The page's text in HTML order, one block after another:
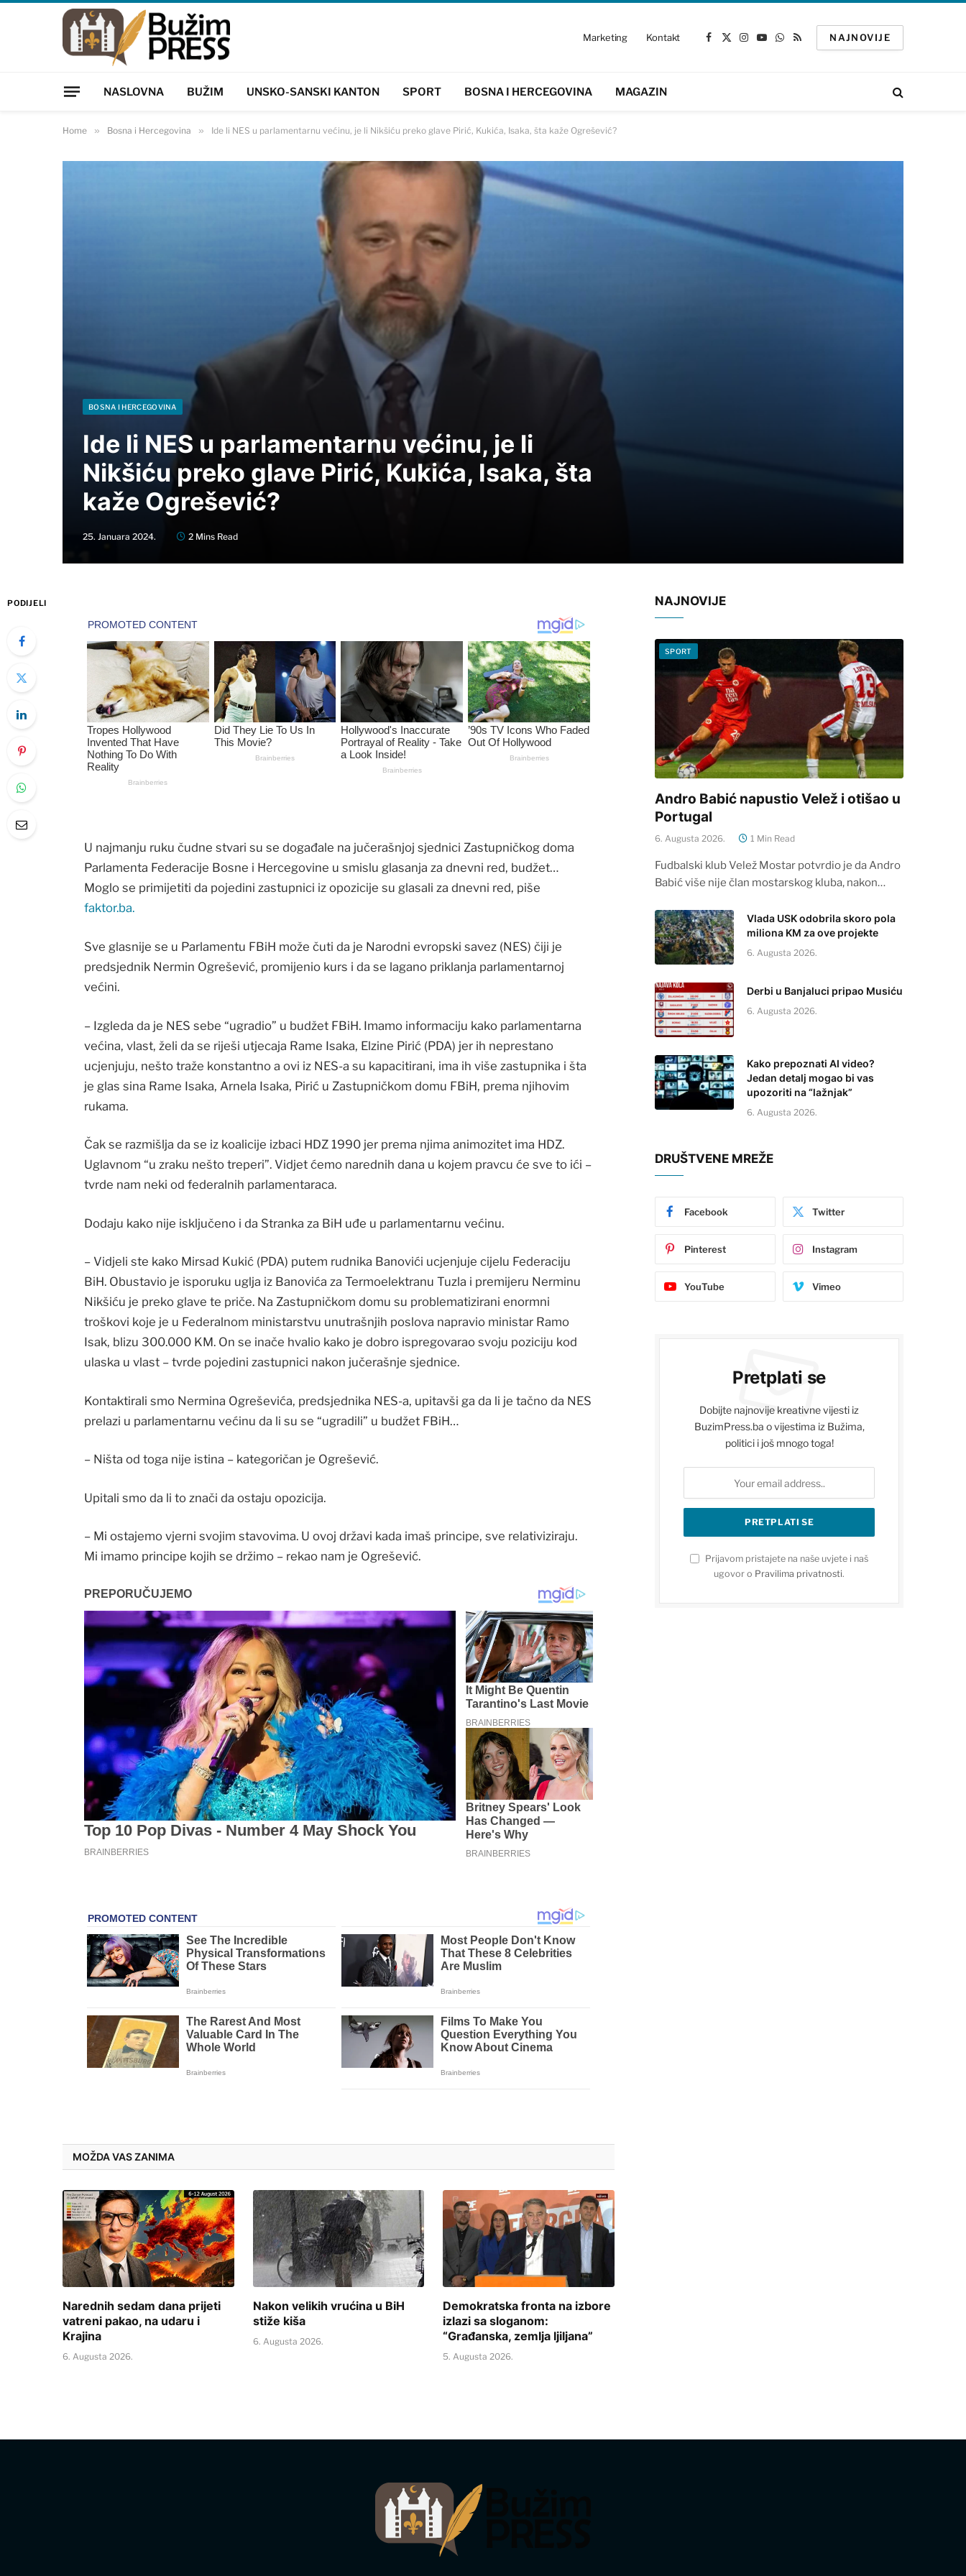
Marketing Kontakt
Facebook
X
Instagram
YouTube
WhatsApp
RSS
NAJNOVIJE
NASLOVNA BUŽIM UNSKO-SANSKI KANTON SPORT BOSNA I HERCEGOVINA MAGAZIN
Home » Bosna i Hercegovina » Ide li NES u parlamentarnu većinu, je li Nikšiću preko glave Pirić, Kukića, Isaka, šta kaže Ogrešević?
BOSNA I HERCEGOVINA
Ide li NES u parlamentarnu većinu, je li
Nikšiću preko glave Pirić, Kukića, Isaka, šta
kaže Ogrešević?
25. Januara 2024. 2 Mins Read
PODIJELI
U najmanju ruku čudne stvari su se događale na jučerašnjoj sjednici Zastupničkog doma
Parlamenta Federacije Bosne i Hercegovine u smislu glasanja za dnevni red, budžet…
Moglo se primijetiti da pojedini zastupnici iz opozicije su glasali za dnevni red, piše
faktor.ba.
Sve glasnije se u Parlamentu FBiH može čuti da je Narodni evropski savez (NES) čiji je
predsjednik Nermin Ogrešević, promijenio kurs i da se lagano priklanja parlamentarnoj
većini.
– Izgleda da je NES sebe “ugradio” u budžet FBiH. Imamo informaciju kako parlamentarna
većina, vlast, želi da se riješi utjecaja Rame Isaka, Elzine Pirić (PDA) jer ih neprestano
ucjenjuju, nešto traže konstantno a ovi iz NES-a su kapacitirani, ima ih više zastupnika i šta
je glas sina Rame Isaka, Arnela Isaka, Pirić u Zastupničkom domu FBiH, prema njihovim
rukama.
Čak se razmišlja da se iz koalicije izbaci HDZ 1990 jer prema njima animozitet ima HDZ.
Uglavnom “u zraku nešto treperi”. Vidjet ćemo narednih dana u kojem pravcu će sve to ići –
tvrde nam neki od federalnih parlamentaraca.
Dodaju kako nije isključeno i da Stranka za BiH uđe u parlamentarnu većinu.
– Vidjeli ste kako Mirsad Kukić (PDA) putem rudnika Banovići ucjenjuje cijelu Federaciju
BiH. Obustavio je isporuku uglja iz Banovića za Termoelektranu Tuzla i premijeru Nerminu
Nikšiću je preko glave te priče. Na Zastupničkom domu su problematizirani enormni
troškovi koje je u Federalnom ministarstvu unutrašnjih poslova napravio ministar Ramo
Isak, blizu 300.000 KM. On se inače hvalio kako je dobro ispregovarao svoju poziciju kod
ulaska u vlast – tvrde pojedini zastupnici nakon jučerašnje sjednice.
Kontaktirali smo Nermina Ogreševića, predsjednika NES-a, upitavši ga da li je tačno da NES
prelazi u parlamentarnu većinu da li su se “ugradili” u budžet FBiH…
– Ništa od toga nije istina – kategoričan je Ogrešević.
Upitali smo da li to znači da ostaju opozicija.
– Mi ostajemo vjerni svojim stavovima. U ovoj državi kada imaš principe, sve relativiziraju.
Mi imamo principe kojih se držimo – rekao nam je Ogrešević.
MOŽDA VAS ZANIMA
Narednih sedam dana prijeti
vatreni pakao, na udaru i
Krajina
6. Augusta 2026.
Nakon velikih vrućina u BiH
stiže kiša
6. Augusta 2026.
Demokratska fronta na izbore
izlazi sa sloganom:
“Građanska, zemlja ljiljana”
5. Augusta 2026.
NAJNOVIJE
SPORT
Andro Babić napustio Velež i otišao u
Portugal
6. Augusta 2026. 1 Min Read
Fudbalski klub Velež Mostar potvrdio je da Andro
Babić više nije član mostarskog kluba, nakon…
Vlada USK odobrila skoro pola
miliona KM za ove projekte
6. Augusta 2026.
Derbi u Banjaluci pripao Musiću
6. Augusta 2026.
Kako prepoznati AI video?
Jedan detalj mogao bi vas
upozoriti na “lažnjak”
6. Augusta 2026.
DRUŠTVENE MREŽE
Facebook Twitter
Pinterest Instagram
YouTube Vimeo
Pretplati se
Dobijte najnovije kreativne vijesti iz
BuzimPress.ba o vijestima iz Bužima,
politici i još mnogo toga!
Prijavom pristajete na naše uvjete i naš
ugovor o Pravilima privatnosti.